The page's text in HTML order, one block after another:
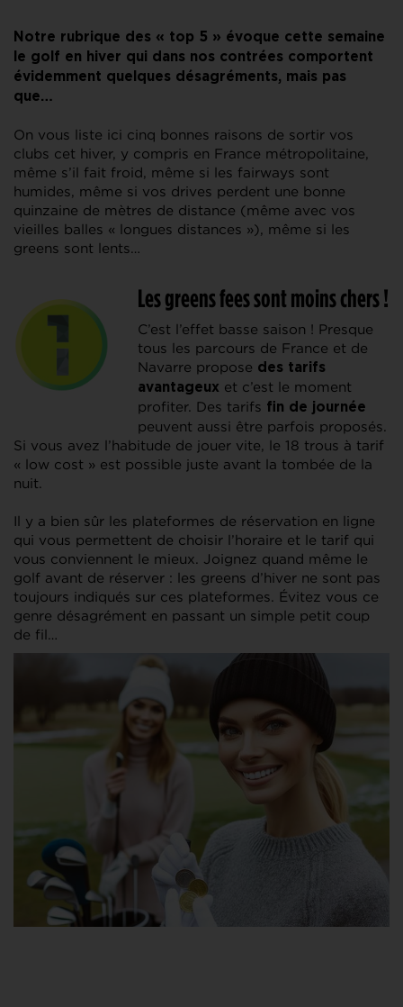
Notre rubrique des « top 5 » évoque cette semaine
le golf en hiver qui dans nos contrées comportent
évidemment quelques désagréments, mais pas
que…
On vous liste ici cinq bonnes raisons de sortir vos
clubs cet hiver, y compris en France métropolitaine,
même s’il fait froid, même si les fairways sont
humides, même si vos drives perdent une bonne
quinzaine de mètres de distance (même avec vos
vieilles balles « longues distances »), même si les
greens sont lents…
Les greens fees sont moins chers !
C’est l’effet basse saison ! Presque
tous les parcours de France et de
Navarre propose des tarifs
avantageux et c’est le moment
profiter. Des tarifs fin de journée
peuvent aussi être parfois proposés.
Si vous avez l’habitude de jouer vite, le 18 trous à tarif
« low cost » est possible juste avant la tombée de la
nuit.
Il y a bien sûr les plateformes de réservation en ligne
qui vous permettent de choisir l’horaire et le tarif qui
vous conviennent le mieux. Joignez quand même le
golf avant de réserver : les greens d’hiver ne sont pas
toujours indiqués sur ces plateformes. Évitez vous ce
genre désagrément en passant un simple petit coup
de fil…